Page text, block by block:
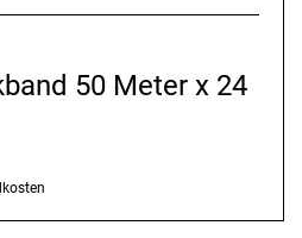
50 Meter x 24